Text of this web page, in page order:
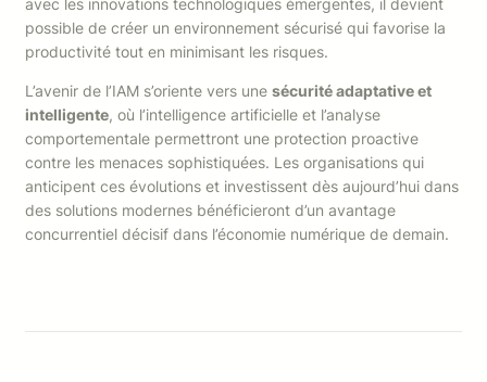
avec les innovations technologiques émergentes, il devient
possible de créer un environnement sécurisé qui favorise la
productivité tout en minimisant les risques.
L’avenir de l’IAM s’oriente vers une sécurité adaptative et
intelligente, où l’intelligence artificielle et l’analyse
comportementale permettront une protection proactive
contre les menaces sophistiquées. Les organisations qui
anticipent ces évolutions et investissent dès aujourd’hui dans
des solutions modernes bénéficieront d’un avantage
concurrentiel décisif dans l’économie numérique de demain.